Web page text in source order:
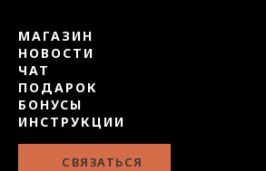
МАГАЗИН
НОВОСТИ
ЧАТ
ПОДАРОК
БОНУСЫ
ИНСТРУКЦИИ
СВЯЗАТЬСЯ